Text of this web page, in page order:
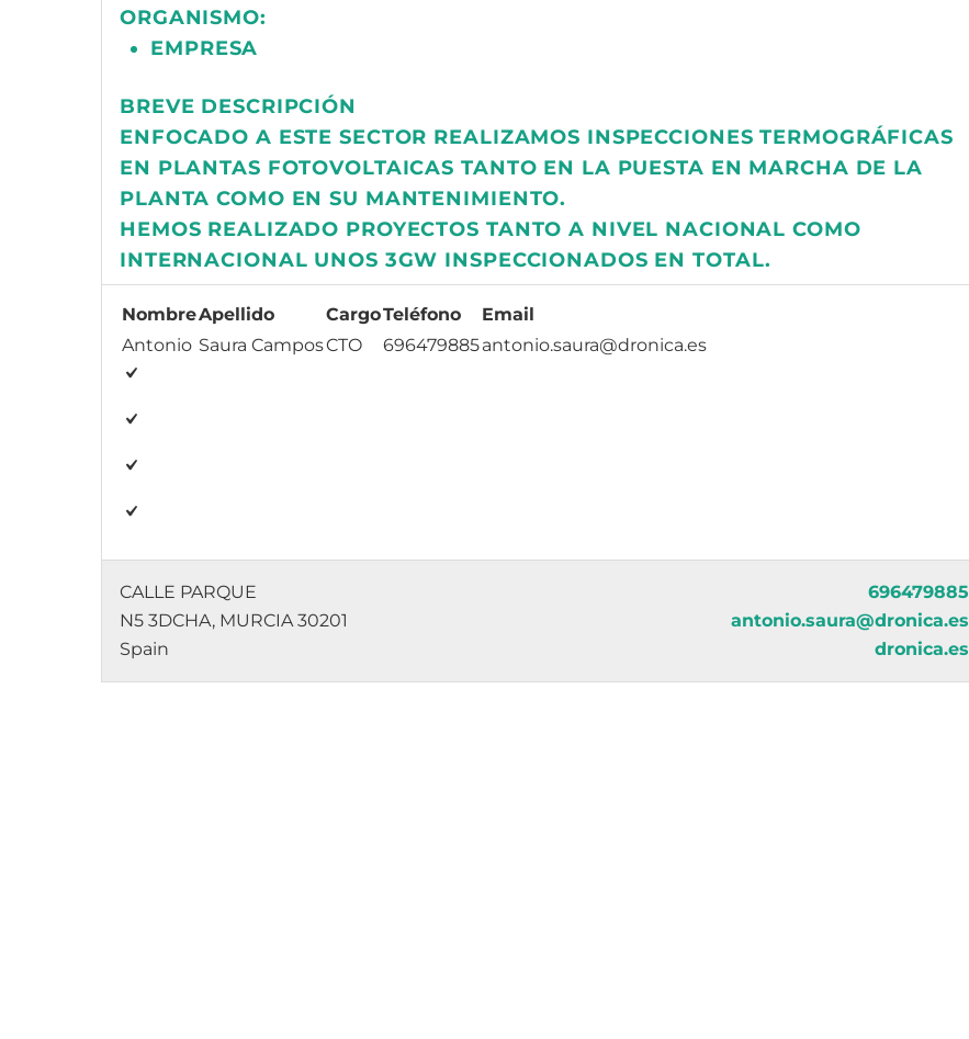
ORGANISMO:
EMPRESA
BREVE DESCRIPCIÓN
ENFOCADO A ESTE SECTOR REALIZAMOS INSPECCIONES TERMOGRÁFICAS
EN PLANTAS FOTOVOLTAICAS TANTO EN LA PUESTA EN MARCHA DE LA
PLANTA COMO EN SU MANTENIMIENTO.
HEMOS REALIZADO PROYECTOS TANTO A NIVEL NACIONAL COMO
INTERNACIONAL UNOS 3GW INSPECCIONADOS EN TOTAL.
NombreApellido CargoTeléfono
Email
Antonio Saura CamposCTO 696479885antonio.saura@dronica.es
CALLE PARQUE
N5 3DCHA, MURCIA 30201
Spain
696479885
antonio.saura@dronica.es
dronica.es